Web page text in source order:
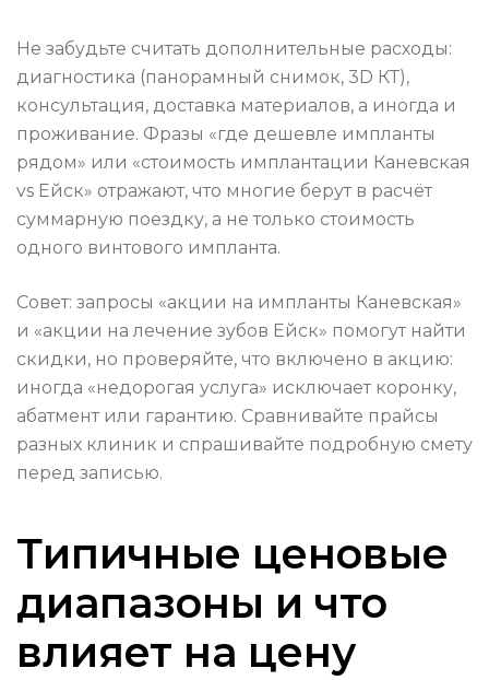
Не забудьте считать дополнительные расходы:
диагностика (панорамный снимок, 3D КТ),
консультация, доставка материалов, а иногда и
проживание. Фразы «где дешевле импланты
рядом» или «стоимость имплантации Каневская
vs Ейск» отражают, что многие берут в расчёт
суммарную поездку, а не только стоимость
одного винтового импланта.
Совет: запросы «акции на импланты Каневская»
и «акции на лечение зубов Ейск» помогут найти
скидки, но проверяйте, что включено в акцию:
иногда «недорогая услуга» исключает коронку,
абатмент или гарантию. Сравнивайте прайсы
разных клиник и спрашивайте подробную смету
перед записью.
Типичные ценовые
диапазоны и что
влияет на цену